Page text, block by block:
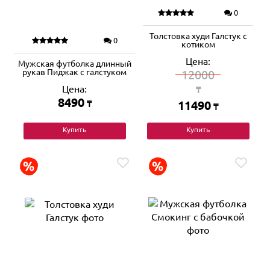
0
Мужская футболка длинный
рукав Пиджак с галстуком
Цена:
8490 ₸
Купить
0
Толстовка худи Галстук с
котиком
Цена:
12000
₸
11490 ₸
Купить